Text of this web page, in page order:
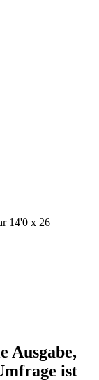
14'0 x 26
Ausgabe,
ist